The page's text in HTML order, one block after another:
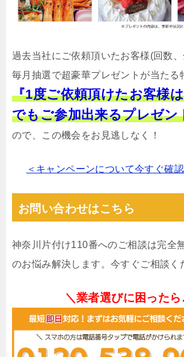
過去当社にご依頼頂いたお客様(回数、
毎月抽選で超豪華プレゼントが当たる
『1度ご依頼頂けたお客様
でもご参加出来るプレゼン
ので、この機会をお見逃しなく！
＜キャンペーンについて今すぐ確
お問い合わせはこちら
神奈川片付け110番へのご相談は完全
のお悩み解決します。今すぐご相談く
＼業者選びに困った